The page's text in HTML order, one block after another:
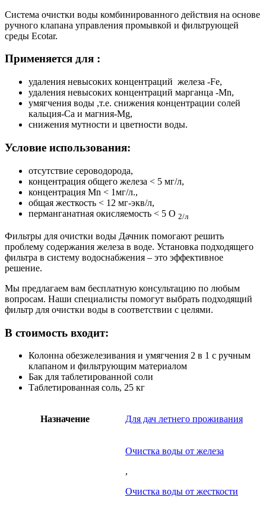
Система очистки воды комбинированного действия на основе
ручного клапана управления промывкой и фильтрующей
среды Ecotar.
Применяется для :
удаления невысоких концентраций железа -Fe,
удаления невысоких концентраций марганца -Mn,
умягчения воды ,т.е. снижения концентрации солей
кальция-Ca и магния-Mg,
снижения мутности и цветности воды.
Условие использования:
отсутствие сероводорода,
концентрация общего железа < 5 мг/л,
концентрация Mn < 1мг/л.,
общая жесткость < 12 мг-экв/л,
перманганатная окисляемость < 5 O 2/л
Фильтры для очистки воды Дачник помогают решить
проблему содержания железа в воде. Установка подходящего
фильтра в систему водоснабжения – это эффективное
решение.
Мы предлагаем вам бесплатную консультацию по любым
вопросам. Наши специалисты помогут выбрать подходящий
фильтр для очистки воды в соответствии с целями.
В стоимость входит:
Колонна обезжелезивания и умягчения 2 в 1 с ручным
клапаном и фильтрующим материалом
Бак для таблетированной соли
Таблетированная соль, 25 кг
Назначение Для дач летнего проживания
Очистка воды от железа
,
Очистка воды от жесткости